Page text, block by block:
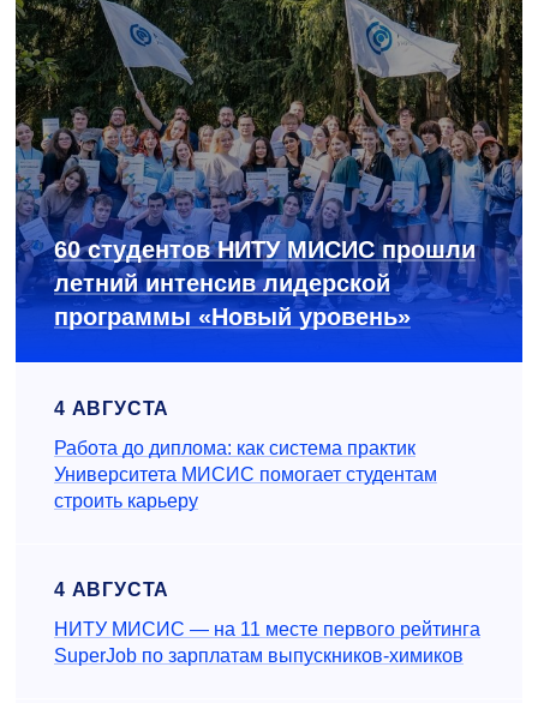
60 студентов НИТУ МИСИС прошли
летний интенсив лидерской
программы «Новый уровень»
4 АВГУСТА
Работа до диплома: как система практик
Университета МИСИС помогает студентам
строить карьеру
4 АВГУСТА
НИТУ МИСИС — на 11 месте первого рейтинга
SuperJob по зарплатам выпускников-химиков